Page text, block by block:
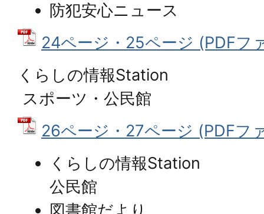
防犯安心ニュース
24ページ・25ページ (PDFフ
くらしの情報Station
スポーツ・公民館
26ページ・27ページ (PDFフ
くらしの情報Station
公民館